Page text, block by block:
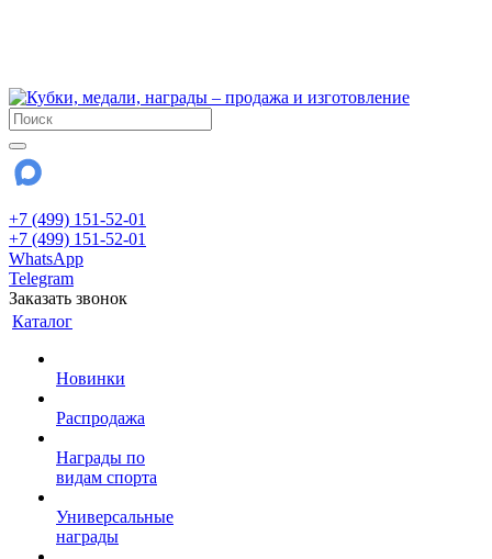
+7 (499) 151-52-01
+7 (499) 151-52-01
WhatsApp
Telegram
Заказать звонок
Каталог
Новинки
Распродажа
Награды по
видам спорта
Универсальные
награды